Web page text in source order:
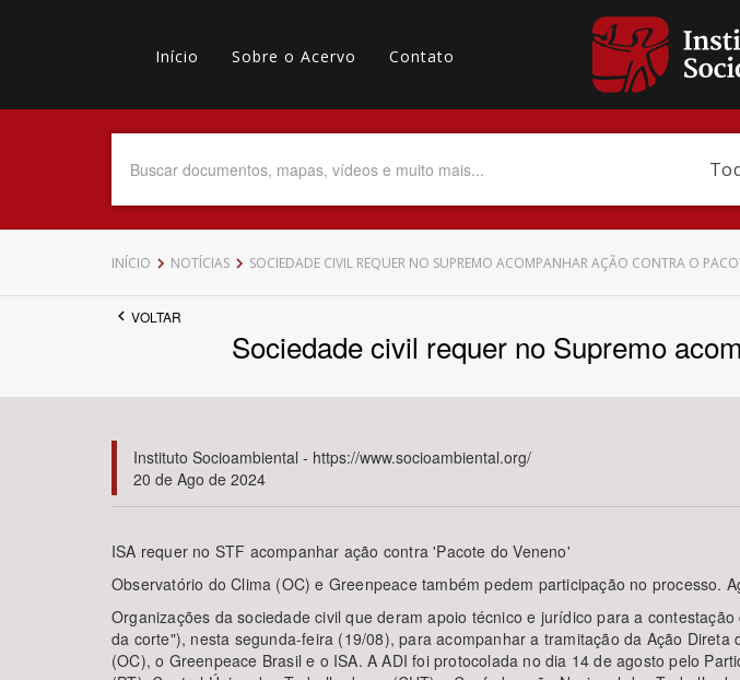
Main
navigation
Início Sobre o Acervo Contato
secundário
Data do Documento Até
Tema
Área de Levantamento
INÍCIO NOTÍCIAS SOCIEDADE CIVIL REQUER NO SUPREMO ACOMPANHAR AÇÃO CONTRA O
VOLTAR
Sociedade civil requer no Supremo
Instituto Socioambiental - https://www.socioambiental.org/
20 de Ago de 2024
ISA requer no STF acompanhar ação contra 'Pacote do Veneno'
Observatório do Clima (OC) e Greenpeace também pedem participação no processo.
Organizações da sociedade civil que deram apoio técnico e jurídico para a
da corte"), nesta segunda-feira (19/08), para acompanhar a tramitação da Ação
(OC), o Greenpeace Brasil e o ISA. A ADI foi protocolada no dia 14 de agosto pelo